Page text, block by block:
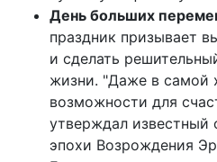
День больших
праздник призывает
и сделать
жизни. "Даже в самой
возможности для
утверждал известный
эпохи Возрождения